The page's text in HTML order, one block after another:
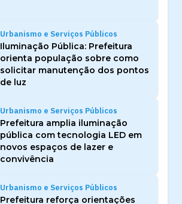
Urbanismo e Serviços Públicos
Iluminação Pública: Prefeitura
orienta população sobre como
solicitar manutenção dos pontos
de luz
Urbanismo e Serviços Públicos
Prefeitura amplia iluminação
pública com tecnologia LED em
novos espaços de lazer e
convivência
Urbanismo e Serviços Públicos
Prefeitura reforça orientações